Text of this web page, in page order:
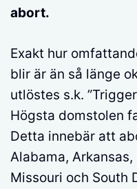
abort.
Exakt hur
blir är än så länge
utlöstes s.k.
Högsta domstolen
Detta innebär att
Alabama,
Missouri och South